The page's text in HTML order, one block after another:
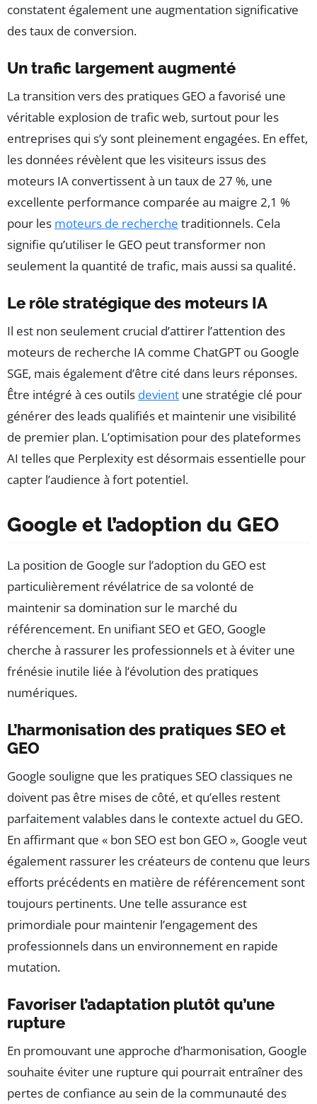
constatent également une augmentation significative
des taux de conversion.
Un trafic largement augmenté
La transition vers des pratiques GEO a favorisé une
véritable explosion de trafic web, surtout pour les
entreprises qui s’y sont pleinement engagées. En effet,
les données révèlent que les visiteurs issus des
moteurs IA convertissent à un taux de 27 %, une
excellente performance comparée au maigre 2,1 %
pour les moteurs de recherche traditionnels. Cela
signifie qu’utiliser le GEO peut transformer non
seulement la quantité de trafic, mais aussi sa qualité.
Le rôle stratégique des moteurs IA
Il est non seulement crucial d’attirer l’attention des
moteurs de recherche IA comme ChatGPT ou Google
SGE, mais également d’être cité dans leurs réponses.
Être intégré à ces outils devient une stratégie clé pour
générer des leads qualifiés et maintenir une visibilité
de premier plan. L’optimisation pour des plateformes
AI telles que Perplexity est désormais essentielle pour
capter l’audience à fort potentiel.
Google et l’adoption du GEO
La position de Google sur l’adoption du GEO est
particulièrement révélatrice de sa volonté de
maintenir sa domination sur le marché du
référencement. En unifiant SEO et GEO, Google
cherche à rassurer les professionnels et à éviter une
frénésie inutile liée à l’évolution des pratiques
numériques.
L’harmonisation des pratiques SEO et
GEO
Google souligne que les pratiques SEO classiques ne
doivent pas être mises de côté, et qu’elles restent
parfaitement valables dans le contexte actuel du GEO.
En affirmant que « bon SEO est bon GEO », Google veut
également rassurer les créateurs de contenu que leurs
efforts précédents en matière de référencement sont
toujours pertinents. Une telle assurance est
primordiale pour maintenir l’engagement des
professionnels dans un environnement en rapide
mutation.
Favoriser l’adaptation plutôt qu’une
rupture
En promouvant une approche d’harmonisation, Google
souhaite éviter une rupture qui pourrait entraîner des
pertes de confiance au sein de la communauté des